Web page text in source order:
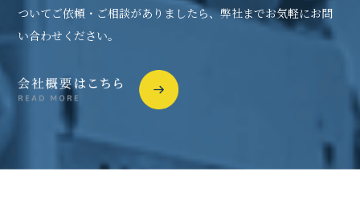
ついてご依頼・ご相談がありましたら、弊社までお気軽にお問
い合わせください。